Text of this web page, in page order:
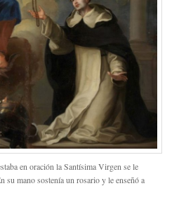
en oración la Santísima Virgen se le
su mano sostenía un rosario y le enseñó a